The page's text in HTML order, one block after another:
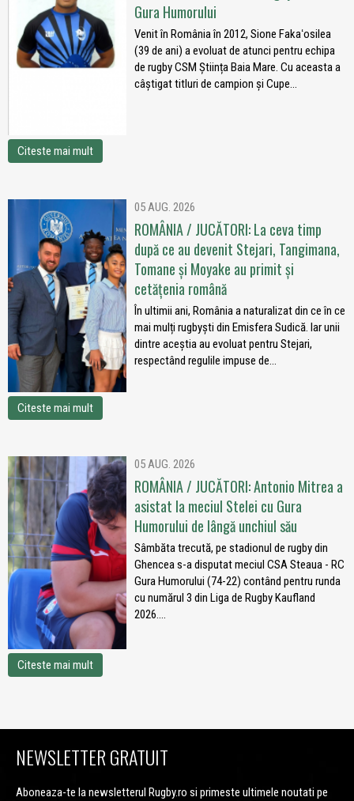
Gura Humorului
Venit în România în 2012, Sione Fakaʻosilea
(39 de ani) a evoluat de atunci pentru echipa
de rugby CSM Știința Baia Mare. Cu aceasta a
câștigat titluri de campion și Cupe...
Citeste mai mult
05 AUG. 2026
ROMÂNIA / JUCĂTORI: La ceva timp
după ce au devenit Stejari, Tangimana,
Tomane și Moyake au primit și
cetățenia română
În ultimii ani, România a naturalizat din ce în ce
mai mulți rugbyști din Emisfera Sudică. Iar unii
dintre aceștia au evoluat pentru Stejari,
respectând regulile impuse de...
Citeste mai mult
05 AUG. 2026
ROMÂNIA / JUCĂTORI: Antonio Mitrea a
asistat la meciul Stelei cu Gura
Humorului de lângă unchiul său
Sâmbăta trecută, pe stadionul de rugby din
Ghencea s-a disputat meciul CSA Steaua - RC
Gura Humorului (74-22) contând pentru runda
cu numărul 3 din Liga de Rugby Kaufland
2026....
Citeste mai mult
NEWSLETTER GRATUIT
Aboneaza-te la newsletterul Rugby.ro si primeste ultimele noutati pe